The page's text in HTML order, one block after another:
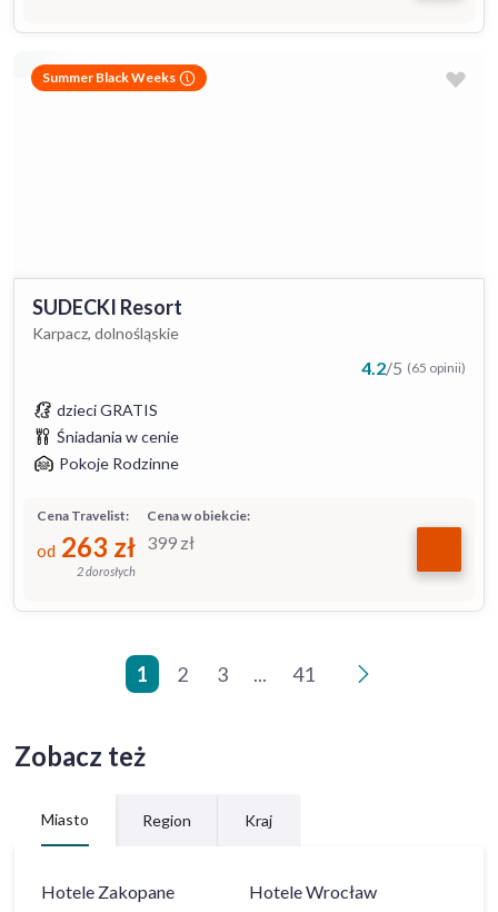
Summer Black Weeks
SUDECKI Resort
Karpacz, dolnośląskie
4.2/5 (65 opinii)
dzieci GRATIS
Śniadania w cenie
Pokoje Rodzinne
Cena w obiekcie:
399 zł
Cena Travelist:
od 263 zł
2 dorosłych
1 2 3 ... 41
>
Zobacz też
Miasto Region Kraj
Hotele Zakopane HoteleWrocław